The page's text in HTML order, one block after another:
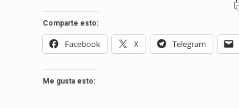
Comparte esto:
Facebook X Telegram
Me gusta esto: